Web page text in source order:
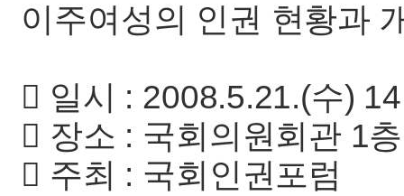
이주여성의 인권 현황과
 일시 : 2008.5.21.(수)
 장소 : 국회의원회관 1
 주최 : 국회인권포럼